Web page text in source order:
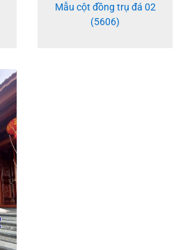
Mẫu cột đồng trụ đá 02
(5606)